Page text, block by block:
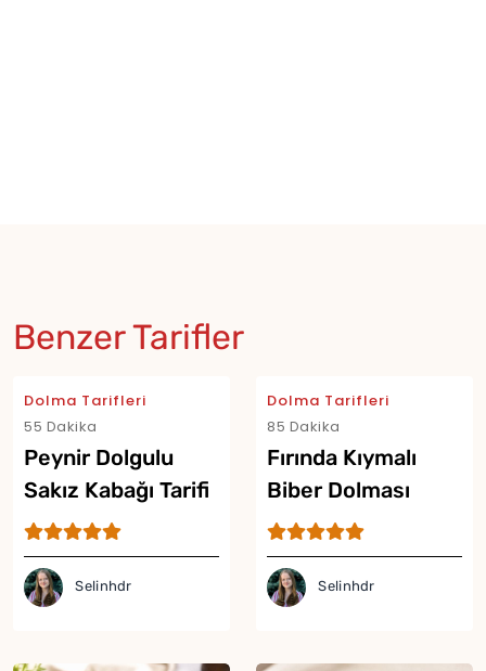
Benzer Tarifler
Dolma Tarifleri
55 Dakika
Peynir Dolgulu
Sakız Kabağı Tarifi
Selinhdr
Dolma Tarifleri
85 Dakika
Fırında Kıymalı
Biber Dolması
Tarifi
Selinhdr